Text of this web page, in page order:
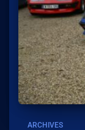
ARCHIVES